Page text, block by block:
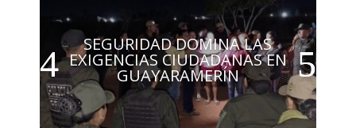
SEGURIDAD DOMINA LAS
EXIGENCIAS CIUDADANAS EN
GUAYARAMERÍN